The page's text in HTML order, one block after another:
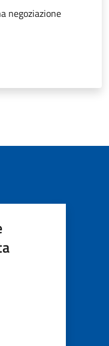
negoziazione